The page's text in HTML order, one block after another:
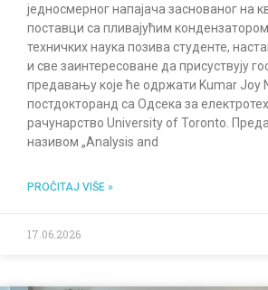
једносмерног напајача заснованог на
поставци са пливајућим
техничких наука позива студенте,
и све заинтересоване да присуствују
предавању које ће одржати Kumar Joy
постдокторанд са Одсека за
рачунарство University of Toronto.
називом „Analysis and
PROČITAJ VIŠE »
17.06.2026